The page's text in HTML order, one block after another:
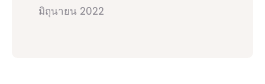
มิถุนายน 2022